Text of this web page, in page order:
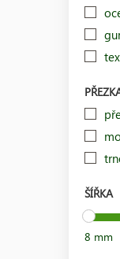
ŠÍŘKA
8 mm